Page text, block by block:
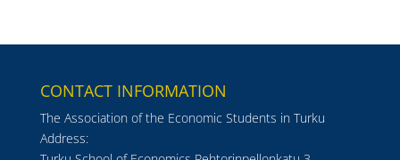
CONTACT INFORMATION
The Association of the Economic Students in Turku
Address: